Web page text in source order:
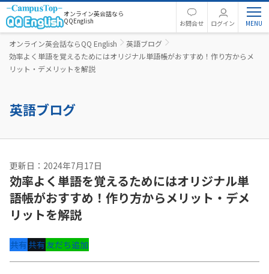
オンライン英会話なら
QQEnglish
お問合せ ログイン
オンライン英会話ならQQ English
英語ブログ
効率よく単語を覚えるためにはオリジナル単語帳がおすすめ！作り方からメ
リット・デメリットを解説
英語ブログ
更新日：2024年7月17日
効率よく単語を覚えるためにはオリジナル単
語帳がおすすめ！作り方からメリット・デメ
リットを解説
共有共有友だち追加